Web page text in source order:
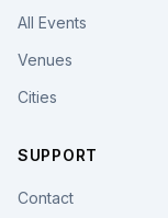
All Events
Venues
Cities
SUPPORT
Contact